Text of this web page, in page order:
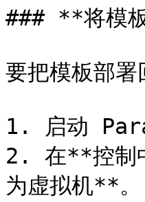
### **将模
要把模板部署
1. 启动
2. 在**控制
为虚拟机**。